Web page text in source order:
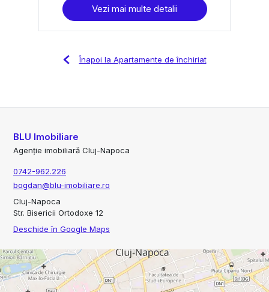
Vezi mai multe detalii
Înapoi la Apartamente de închiriat
BLU Imobiliare
Agenție imobiliară Cluj-Napoca
0742-962.226
bogdan@blu-imobiliare.ro
Cluj-Napoca
Str. Bisericii Ortodoxe 12
Deschide în Google Maps